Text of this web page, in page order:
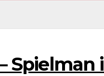
Spielman